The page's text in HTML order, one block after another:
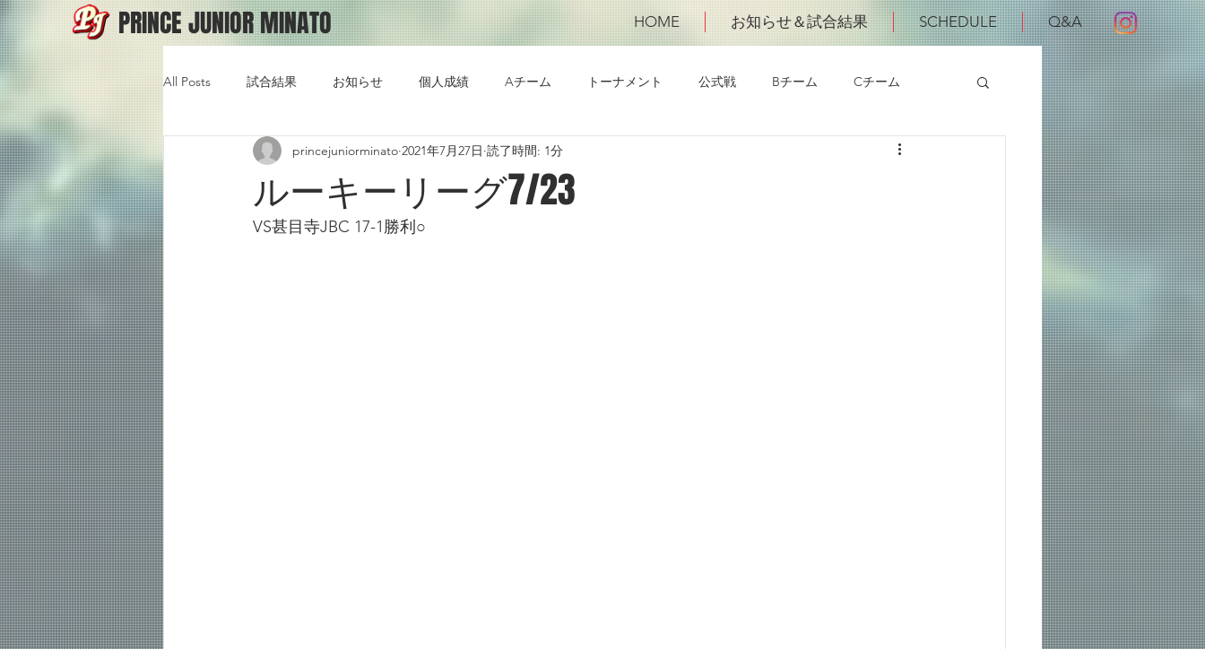
PRINCE JUNIOR MINATO HOME お知らせ＆試合結果 SCHEDULE Q&A
All Posts 試合結果 お知らせ 個人成績 Aチーム トーナメント 公式戦 Bチーム Cチーム
ルーキーリーグ7/23
princejuniorminato 2021年7月27日 読了時間: 1分
VS甚目寺JBC 17-1勝利○